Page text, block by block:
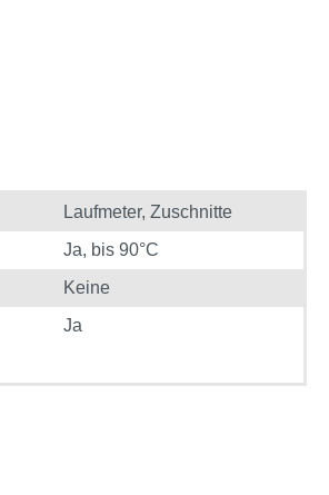
Laufmeter, Zuschnitte
Ja, bis 90°C
Keine
Ja